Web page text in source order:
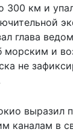
300 км и
глава
морским и
не
выразил
каналам в